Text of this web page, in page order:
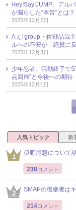
Hey!Say!JUMP、アル
が漏らした“本音”とは？
2025年12月7日
Aぇ! group・佐野晶哉
ルへの不安が「絶賛に
2025年12月3日
少年忍者、活動終了で
点回帰”と今後への期待
2025年12月1日
人気トピック 新
伊野尾慧について
238コメント
SMAPの後継者は
214コメント